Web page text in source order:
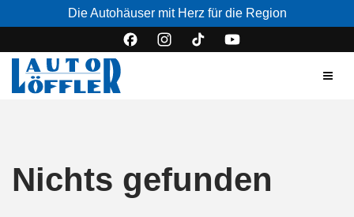
Die Autohäuser mit Herz für die Region
Nichts gefunden